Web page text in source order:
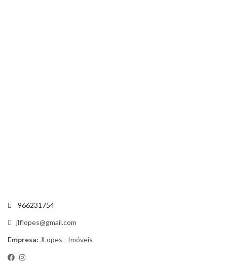
966231754
jlflopes@gmail.com
Empresa: JLopes - Imóveis